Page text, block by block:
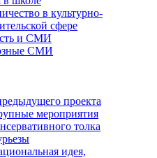
в культурно-
сфере
и СМИ
СМИ
проекта
мероприятия
толка
идея,